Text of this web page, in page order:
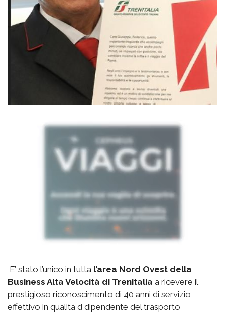
E’ stato l’unico in tutta l’area Nord Ovest della
Business Alta Velocità di Trenitalia a ricevere il
prestigioso riconoscimento di 40 anni di servizio
effettivo in qualità d dipendente del trasporto